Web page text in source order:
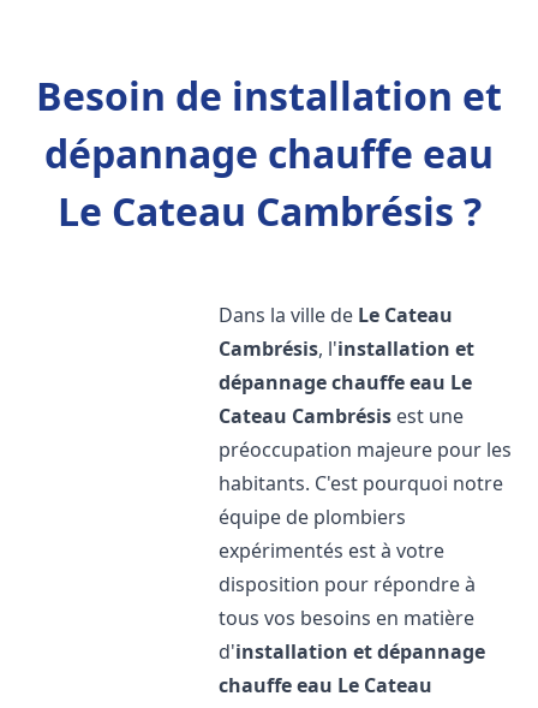
Besoin de installation et
dépannage chauffe eau
Le Cateau Cambrésis ?
Dans la ville de Le Cateau
Cambrésis, l'installation et
dépannage chauffe eau Le
Cateau Cambrésis est une
préoccupation majeure pour les
habitants. C'est pourquoi notre
équipe de plombiers
expérimentés est à votre
disposition pour répondre à
tous vos besoins en matière
d'installation et dépannage
chauffe eau Le Cateau